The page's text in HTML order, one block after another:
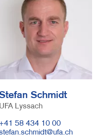
Schmidt
UFA Lyssach
58 434 10 00